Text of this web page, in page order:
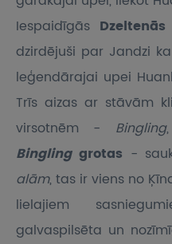
Iespaidīgās
dzirdējuši par Jandzi
leģendārajai upei
Trīs aizas ar stāvām
virsotnēm - Bingling
Binglinggrotas -
alām, tas ir viens no
lielajiem
galvaspilsēta un